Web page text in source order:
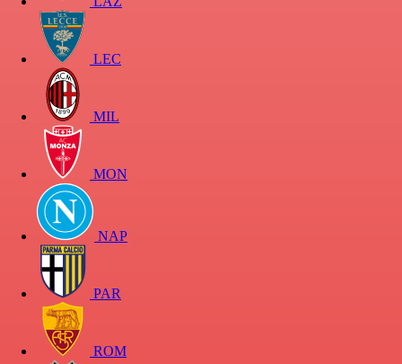
LEC
MIL
MON
NAP
PAR
ROM